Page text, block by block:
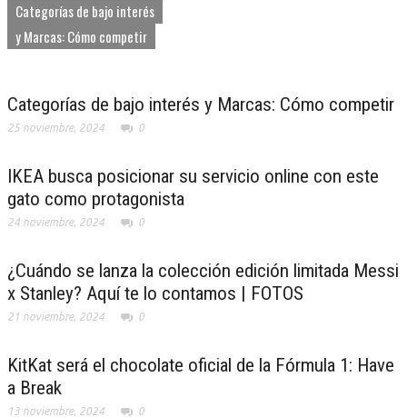
Categorías de bajo interés
y Marcas: Cómo competir
Categorías de bajo interés y Marcas: Cómo competir
25 noviembre, 2024 0
IKEA busca posicionar su servicio online con este
gato como protagonista
24 noviembre, 2024 0
¿Cuándo se lanza la colección edición limitada Messi
x Stanley? Aquí te lo contamos | FOTOS
21 noviembre, 2024 0
KitKat será el chocolate oficial de la Fórmula 1: Have
a Break
13 noviembre, 2024 0